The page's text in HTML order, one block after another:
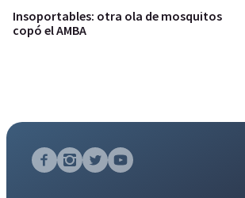
Insoportables: otra ola de mosquitos
copó el AMBA